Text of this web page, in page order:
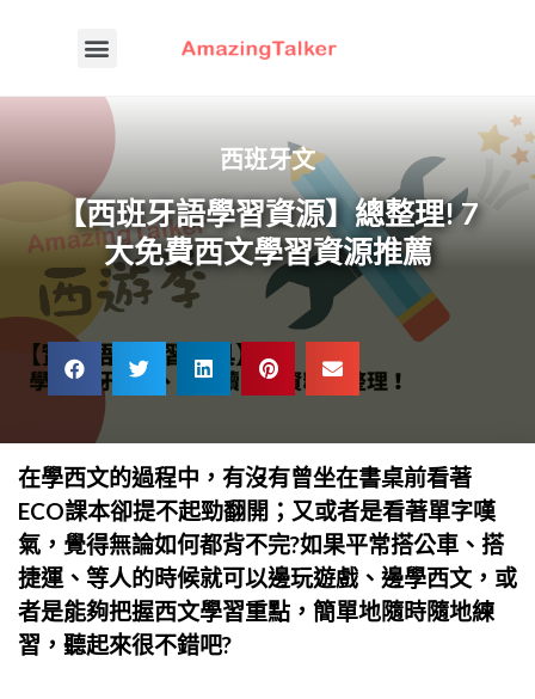
西班牙文
【西班牙語學習資源】總整理! 7
大免費西文學習資源推薦
在學西文的過程中，有沒有曾坐在書桌前看著
ECO課本卻提不起勁翻開；又或者是看著單字嘆
氣，覺得無論如何都背不完?如果平常搭公車、搭
捷運、等人的時候就可以邊玩遊戲、邊學西文，或
者是能夠把握西文學習重點，簡單地隨時隨地練
習，聽起來很不錯吧?